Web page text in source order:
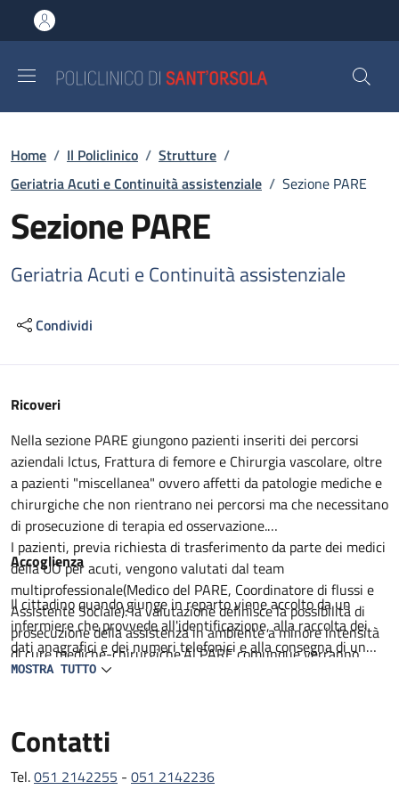
al contenuto principale
to footer content
Briciole di pane
Home / Il Policlinico / Strutture /
Geriatria Acuti e Continuità assistenziale / Sezione PARE
Sezione PARE
Geriatria Acuti e Continuità assistenziale
Condividi
Descrizione
Ricoveri
Nella sezione PARE giungono pazienti inseriti dei percorsi
aziendali lctus, Frattura di femore e Chirurgia vascolare, oltre
a pazienti "miscellanea" ovvero affetti da patologie mediche e
chirurgiche che non rientrano nei percorsi ma che necessitano
di prosecuzione di terapia ed osservazione.
I pazienti, previa richiesta di trasferimento da parte dei medici
della UO per acuti, vengono valutati dal team
multiprofessionale(Medico del PARE, Coordinatore di flussi e
Assistente Sociale): la valutazione definisce la possibilità di
prosecuzione della assistenza in ambiente a minore intensità
di cure mediche-chirurgiche.Al PARE comunque verranno
proseguiti percorsi medico terapeutici non ancora completati,
All'ingresso del paziente al PARE il team, composto da
Fisiatra e /o Fisioterapista con il coinvolgimento del Caregiver
Accoglienza
Il cittadino quando giunge in reparto viene accolto da un
infermiere che provvede all'identificazione, alla raccolta dei
dati anagrafici e dei numeri telefonici e alla consegna di un
prestampato con informazioni utili. Il degente viene
clinica ed infermieristica dove viene delineato il percorso
diagnostico e terapeutico e raccolti il consenso per tutte le
procedure che lo richiedono.
MOSTRA TUTTO
Contatti
Tel.051 2142255 - 051 2142236